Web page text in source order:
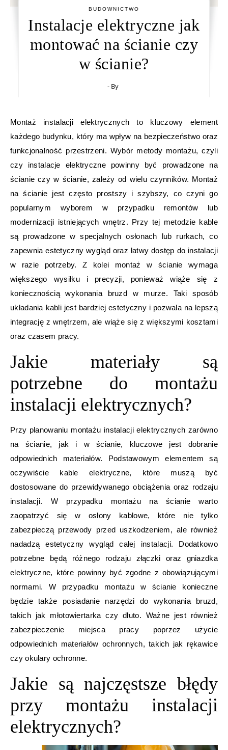
BUDOWNICTWO
Instalacje elektryczne jak
montować na ścianie czy
w ścianie?
- By
Montaż instalacji elektrycznych to kluczowy element
każdego budynku, który ma wpływ na bezpieczeństwo oraz
funkcjonalność przestrzeni. Wybór metody montażu, czyli
czy instalacje elektryczne powinny być prowadzone na
ścianie czy w ścianie, zależy od wielu czynników. Montaż
na ścianie jest często prostszy i szybszy, co czyni go
popularnym wyborem w przypadku remontów lub
modernizacji istniejących wnętrz. Przy tej metodzie kable
są prowadzone w specjalnych osłonach lub rurkach, co
zapewnia estetyczny wygląd oraz łatwy dostęp do instalacji
w razie potrzeby. Z kolei montaż w ścianie wymaga
większego wysiłku i precyzji, ponieważ wiąże się z
koniecznością wykonania bruzd w murze. Taki sposób
układania kabli jest bardziej estetyczny i pozwala na lepszą
integrację z wnętrzem, ale wiąże się z większymi kosztami
oraz czasem pracy.
Jakie materiały są
potrzebne do montażu
instalacji elektrycznych?
Przy planowaniu montażu instalacji elektrycznych zarówno
na ścianie, jak i w ścianie, kluczowe jest dobranie
odpowiednich materiałów. Podstawowym elementem są
oczywiście kable elektryczne, które muszą być
dostosowane do przewidywanego obciążenia oraz rodzaju
instalacji. W przypadku montażu na ścianie warto
zaopatrzyć się w osłony kablowe, które nie tylko
zabezpieczą przewody przed uszkodzeniem, ale również
nadadzą estetyczny wygląd całej instalacji. Dodatkowo
potrzebne będą różnego rodzaju złączki oraz gniazdka
elektryczne, które powinny być zgodne z obowiązującymi
normami. W przypadku montażu w ścianie konieczne
będzie także posiadanie narzędzi do wykonania bruzd,
takich jak młotowiertarka czy dłuto. Ważne jest również
zabezpieczenie miejsca pracy poprzez użycie
odpowiednich materiałów ochronnych, takich jak rękawice
czy okulary ochronne.
Jakie są najczęstsze błędy
przy montażu instalacji
elektrycznych?